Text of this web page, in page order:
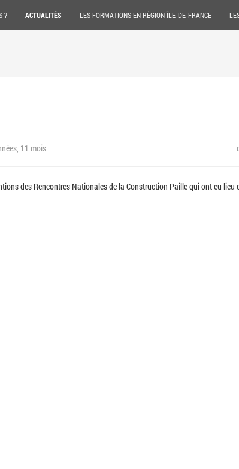
? ACTUALITÉS LES FORMATIONS EN RÉGION ÎLE-DE-FRANCE
11 mois
des Rencontres Nationales de la Construction Paille qui ont eu lieu